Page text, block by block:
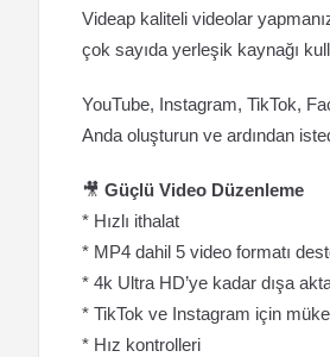
Videap kaliteli videolar
çok sayıda yerleşik kaynağı
YouTube, Instagram, TikTok,
Anda oluşturun ve ardından
🎥 Güçlü Video Düzenleme
* Hızlı ithalat
* MP4 dahil 5 video formatı
* 4k Ultra HD’ye kadar dışa
* TikTok ve Instagram için
* Hız kontrolleri